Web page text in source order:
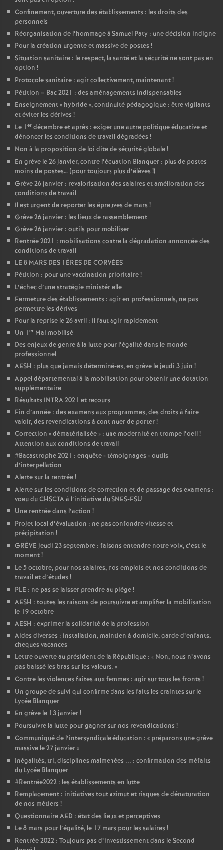
Confinement, ouverture des établissements : les droits des
personnels
Réorganisation de l’hommage à Samuel Paty : une décision indigne
Pour la création urgente et massive de postes !
Situation sanitaire : le respect, la santé et la sécurité ne sont pas en
option !
Protocole sanitaire : agir collectivement, maintenant!
Pétition – Bac 2021 : des aménagements indispensables
Enseignement « hybride», continuité pédagogique : être vigilants
et éviter les dérives !
Le 1 er décembre et après : exiger une autre politique éducative et
dénoncer les conditions de travail dégradées !
Non à la proposition de loi dite de sécurité globale!
En grève le 26 janvier, contre l’équation Blanquer : plus de postes =
moins de postes… (pour toujours plus d’élèves !)
Grève 26 janvier : revalorisation des salaires et amélioration des
conditions de travail
Il est urgent de reporter les épreuves de mars !
Grève 26 janvier : les lieux de rassemblement
Grève 26 janvier : outils pour mobiliser
Rentrée 2021 : mobilisations contre la dégradation annoncée des
conditions de travail
LE 8 MARS DES 1ÈRES DE CORVÉES
Pétition : pour une vaccination prioritaire!
L’échec d’une stratégie ministérielle
Fermeture des établissements : agir en professionnels, ne pas
permettre les dérives
Pour la reprise le 26 avril : il faut agir rapidement
Un 1 er Mai mobilisé
Des enjeux de genre à la lutte pour l’égalité dans le monde
professionnel
AESH : plus que jamais déterminé-es, en grève le jeudi 3 juin !
Appel départemental à la mobilisation pour obtenir une dotation
supplémentaire
Résultats INTRA 2021 et recours
Fin d’année : des examens aux programmes, des droits à faire
valoir, des revendications à continuer de porter!
Correction «dématérialisée» : une modernité en trompe l’oeil!
Attention aux conditions de travail
#Bacastrophe 2021 : enquête - témoignages - outils
d’interpellation
Alerte sur la rentrée!
Alerte sur les conditions de correction et de passage des examens :
voeu du CHSCTA à l’initiative du SNES-FSU
Une rentrée dans l’action !
Projet local d’évaluation : ne pas confondre vitesse et
précipitation !
GRÈVE jeudi 23 septembre : faisons entendre notre voix, c’est le
moment!
Le 5 octobre, pour nos salaires, nos emplois et nos conditions de
travail et d’études !
PLE : ne pas se laisser prendre au piège!
AESH : toutes les raisons de poursuivre et amplifier la mobilisation
le 19 octobre
AESH : exprimer la solidarité de la profession
Aides diverses : installation, maintien à domicile, garde d’enfants,
cheques vacances
Lettre ouverte au président de la République : « Non, nous n’avons
pas baissé les bras sur les valeurs. »
Contre les violences faites aux femmes : agir sur tous les fronts !
Un groupe de suivi qui confirme dans les faits les craintes sur le
Lycée Blanquer
En grève le 13 janvier!
Poursuivre la lutte pour gagner sur nos revendications !
Communiqué de l’intersyndicale éducation : « préparons une grève
massive le 27 janvier»
Inégalités, tri, disciplines malmenées ... : confirmation des méfaits
du Lycée Blanquer
#Rentrée2022 : les établissements en lutte
Remplacement : initiatives tout azimut et risques de dénaturation
de nos métiers !
Questionnaire AED : état des lieux et perceptives
Le 8 mars pour l’égalité, le 17 mars pour les salaires !
Rentrée 2022 : Toujours pas d’investissement dans le Second